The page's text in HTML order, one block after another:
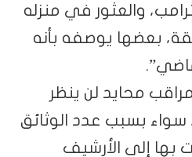
والعثور في منزله
من 300 وثيقة، بعضها يوصفه بأنه
محايد لن ينظر
سواء بسبب عدد الوثائق
بها إلى الأرشيف